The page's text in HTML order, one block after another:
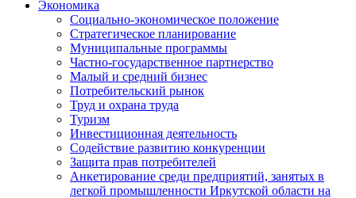
Экономика
Социально-экономическое положение
Стратегическое планирование
Муниципальные программы
Частно-государственное партнерство
Малый и средний бизнес
Потребительский рынок
Труд и охрана труда
Туризм
Инвестиционная деятельность
Содействие развитию конкуренции
Защита прав потребителей
Анкетирование среди предприятий, занятых в
легкой промышленности Иркутской области на